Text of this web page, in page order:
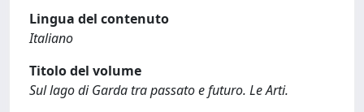
Lingua del contenuto
Italiano
Titolo del volume
Sul lago di Garda tra passato e futuro. Le Arti.